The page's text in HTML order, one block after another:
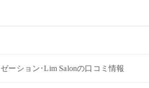
ーション･Lim Salonの口コミ情報